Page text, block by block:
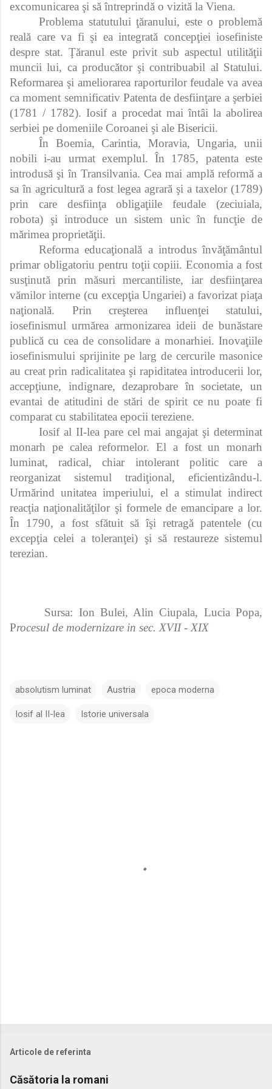
excomunicarea şi să întreprindă o vizită la Viena.
Problema statutului ţăranului, este o problemă
reală care va fi şi ea integrată concepţiei iosefiniste
despre stat. Ţăranul este privit sub aspectul utilităţii
muncii lui, ca producător şi contribuabil al Statului.
Reformarea şi ameliorarea raporturilor feudale va avea
ca moment semnificativ Patenta de desfiinţare a şerbiei
(1781 / 1782). Iosif a procedat mai întâi la abolirea
serbiei pe domeniile Coroanei şi ale Bisericii.
În Boemia, Carintia, Moravia, Ungaria, unii
nobili i-au urmat exemplul. În 1785, patenta este
introdusă şi în Transilvania. Cea mai amplă reformă a
sa în agricultură a fost legea agrară şi a taxelor (1789)
prin care desfiinţa obligaţiile feudale (zeciuiala,
robota) şi introduce un sistem unic în funcţie de
mărimea proprietăţii.
Reforma educaţională a introdus învăţământul
primar obligatoriu pentru toţii copiii. Economia a fost
susţinută prin măsuri mercantiliste, iar desfiinţarea
vămilor interne (cu excepţia Ungariei) a favorizat piaţa
naţională. Prin creşterea influenţei statului,
iosefinismul urmărea armonizarea ideii de bunăstare
publică cu cea de consolidare a monarhiei. Inovaţiile
iosefinismului sprijinite pe larg de cercurile masonice
au creat prin radicalitatea şi rapiditatea introducerii lor,
accepţiune, indignare, dezaprobare în societate, un
evantai de atitudini de stări de spirit ce nu poate fi
comparat cu stabilitatea epocii tereziene.
Iosif al II-lea pare cel mai angajat şi determinat
monarh pe calea reformelor. El a fost un monarh
luminat, radical, chiar intolerant politic care a
reorganizat sistemul tradiţional, eficientizându-l.
Urmărind unitatea imperiului, el a stimulat indirect
reacţia naţionalităţilor şi formele de emancipare a lor.
În 1790, a fost sfătuit să îşi retragă patentele (cu
excepţia celei a toleranţei) şi să restaureze sistemul
terezian.
Sursa: Ion Bulei, Alin Ciupala, Lucia Popa,
Procesul de modernizare in sec. XVII - XIX
absolutism luminat Austria epoca moderna
Iosif al II-lea Istorie universala
Articole de referinta
Căsătoria la romani